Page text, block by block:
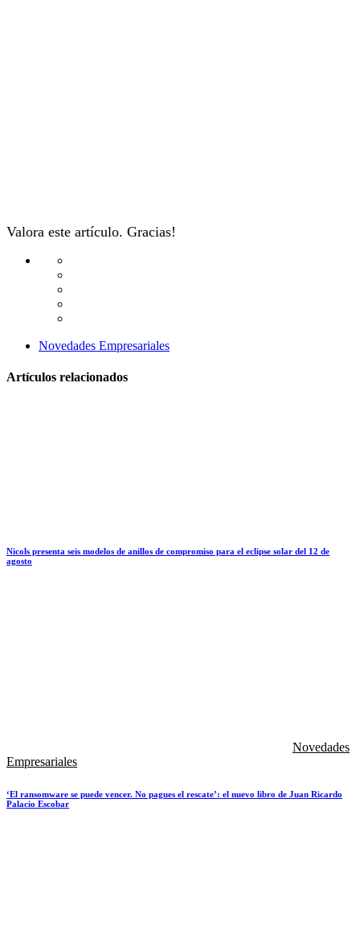
Valora este artículo. Gracias!
Novedades Empresariales
Artículos relacionados
Nicols presenta seis modelos de anillos de compromiso para el eclipse solar del 12 de
agosto
Novedades
Empresariales
‘El ransomware se puede vencer. No pagues el rescate’: el nuevo libro de Juan Ricardo
Palacio Escobar